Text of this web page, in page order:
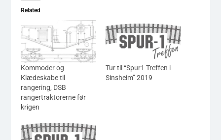
Related
Kommoder og
Klædeskabe til
rangering, DSB
rangertraktorerne før
krigen
Tur til “Spur1 Treffen i
Sinsheim” 2019